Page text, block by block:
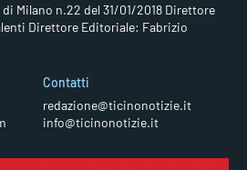
Milano n.22 del 31/01/2018 Direttore
Direttore Editoriale: Fabrizio
Contatti
redazione@ticinonotizie.it
info@ticinonotizie.it